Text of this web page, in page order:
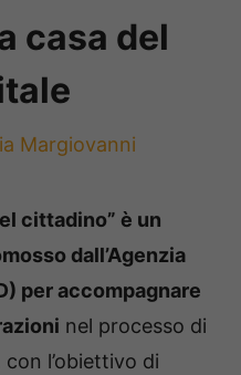
casa del
Margiovanni
cittadino” è un
dall’Agenzia
per accompagnare
nel processo di
l’obiettivo di